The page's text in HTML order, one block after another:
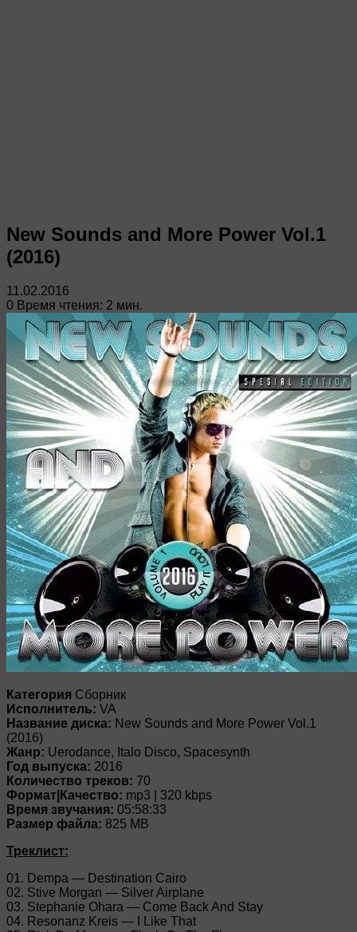
New Sounds and More Power Vol.1
(2016)
11.02.2016
0 Время чтения: 2 мин.
Категория Сборник
Исполнитель: VA
Название диска: New Sounds and More Power Vol.1
(2016)
Жанр: Uerodance, Italo Disco, Spacesynth
Год выпуска: 2016
Количество треков: 70
Формат|Качество: mp3 | 320 kbps
Время звучания: 05:58:33
Размер файла: 825 MB
Треклист:
01. Dempa — Destination Cairo
02. Stive Morgan — Silver Airplane
03. Stephanie Ohara — Come Back And Stay
04. Resonanz Kreis — I Like That